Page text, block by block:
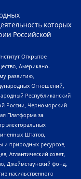
которых
Российской
Открытое
Американо-
развитию,
Отношений,
Республиканский
России, Черноморский
Платформа за
электоральных
Штатов,
и природных ресурсов,
Атлантический совет,
Джеймстаунский фонд,
насильственного